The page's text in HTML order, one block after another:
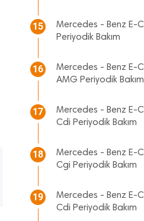
15
Mercedes - Benz E-
Periyodik Bakım
16
Mercedes - Benz E-
AMG Periyodik Bakım
17
Mercedes - Benz E-
Cdi Periyodik Bakım
18
Mercedes - Benz E-
Cgi Periyodik Bakım
19
Mercedes - Benz E-
Cdi Periyodik Bakım